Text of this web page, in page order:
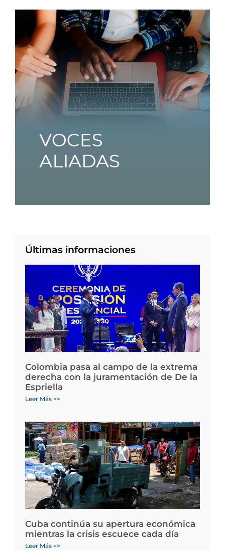
Últimas informaciones
Colombia pasa al campo de la extrema
derecha con la juramentación de De la
Espriella
Leer Más >>
Cuba continúa su apertura económica
mientras la crisis escuece cada día
Leer Más >>